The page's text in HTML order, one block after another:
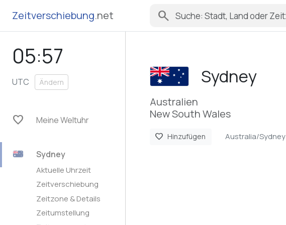
Zeitverschiebung.net search
05:57
UTC Ändern
favorite Meine Weltuhr
Sydney
Aktuelle Uhrzeit
Zeitverschiebung
Zeitzone & Details
Zeitumstellung
Sydney
Australien
New South Wales
favorite Hinzufügen Australia/Sydney